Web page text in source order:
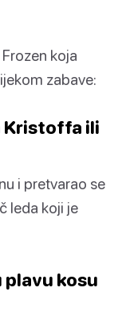
koja
zabave:
Kristoffa ili
i pretvarao se
leda koji je
plavu kosu